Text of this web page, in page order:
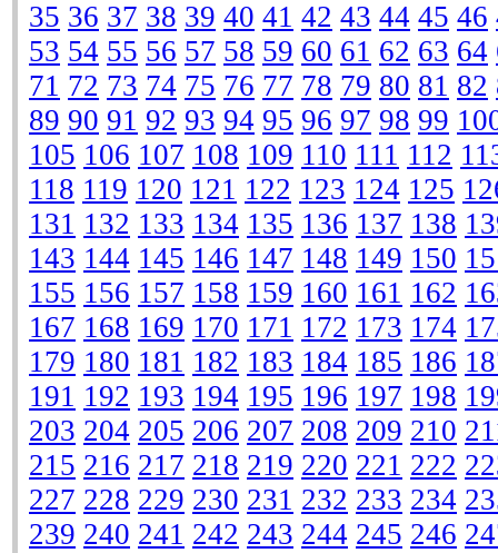
35 36 37 38 39 40 41 42 43 44 45 46
53 54 55 56 57 58 59 60 61 62 63 64
71 72 73 74 75 76 77 78 79 80 81 82
89 90 91 92 93 94 95 96 97 98 99
105 106 107 108 109 110 111 112
118 119 120 121 122 123 124 125
131 132 133 134 135 136 137 138
143 144 145 146 147 148 149 150
155 156 157 158 159 160 161 162
167 168 169 170 171 172 173 174
179 180 181 182 183 184 185 186
191 192 193 194 195 196 197 198
203 204 205 206 207 208 209 210
215 216 217 218 219 220 221 222
227 228 229 230 231 232 233 234
239 240 241 242 243 244 245 246